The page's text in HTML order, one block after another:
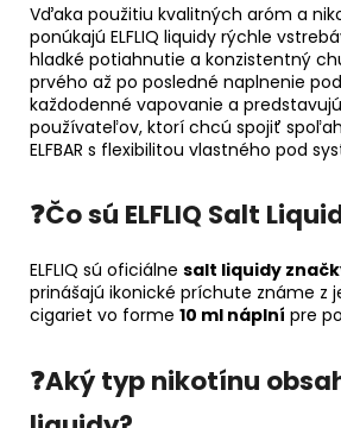
Vďaka použitiu kvalitných aróm a
ponúkajú ELFLIQ liquidy rýchle
hladké potiahnutie a konzistentný
prvého až po posledné naplnenie
každodenné vapovanie a
používateľov, ktorí chcú spojiť
ELFBAR s flexibilitou vlastného pod
❓Čo sú ELFLIQ Salt
ELFLIQ sú oficiálne salt liquidy
prinášajú ikonické príchute známe z
cigariet vo forme 10 ml náplní pre
❓Aký typ nikotínu